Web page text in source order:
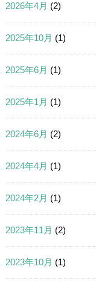
2026年4月 (2)
2025年10月 (1)
2025年6月 (1)
2025年1月 (1)
2024年6月 (2)
2024年4月 (1)
2024年2月 (1)
2023年11月 (2)
2023年10月 (1)